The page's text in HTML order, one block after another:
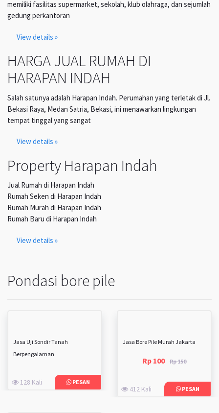
memiliki fasilitas supermarket, sekolah, klub olahraga, dan sejumlah
gedung perkantoran
View details »
HARGA JUAL RUMAH DI
HARAPAN INDAH
Salah satunya adalah Harapan Indah. Perumahan yang terletak di Jl.
Bekasi Raya, Medan Satria, Bekasi, ini menawarkan lingkungan
tempat tinggal yang sangat
View details »
Property Harapan Indah
Jual Rumah di Harapan Indah
Rumah Seken di Harapan Indah
Rumah Murah di Harapan Indah
Rumah Baru di Harapan Indah
View details »
Pondasi bore pile
Jasa Uji Sondir Tanah
Berpengalaman
128 Kali PESAN
Jasa Bore Pile Murah Jakarta
Rp 100 Rp 150
412 Kali PESAN